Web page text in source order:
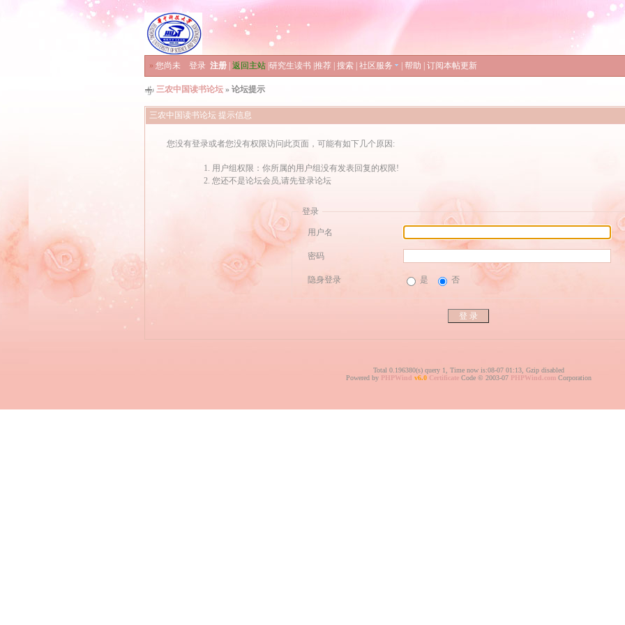
» 您尚未 登录 注册 返回主站 研究生读书 推荐 搜索 社区服务 帮助 订阅本帖更新
三农中国读书论坛 » 论坛提示
三农中国读书论坛 提示信息
您没有登录或者您没有权限访问此页面，可能有如下几个原因:
用户组权限：你所属的用户组没有发表回复的权限!
您还不是论坛会员,请先登录论坛
登录
用户名
密码
隐身登录 是 否
Total 0.196380(s) query 1, Time now is:08-07 01:13, Gzip disabled
Powered by PHPWind v6.0 Certificate Code © 2003-07 PHPWind.com Corporation